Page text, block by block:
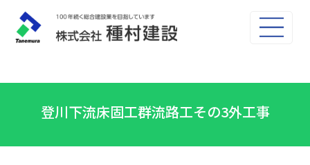
登川下流床固工群流路工その3外工事